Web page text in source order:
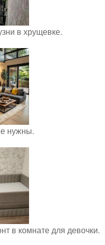
в хрущевке.
нужны.
в комнате для девочки.